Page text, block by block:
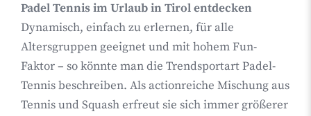
Padel Tennis im Urlaub in Tirol entdecken
Dynamisch, einfach zu erlernen, für alle
Altersgruppen geeignet und mit hohem Fun-
Faktor – so könnte man die Trendsportart Padel-
Tennis beschreiben. Als actionreiche Mischung aus
Tennis und Squash erfreut sie sich immer größerer